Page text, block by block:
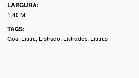
LARGURA:
1,40 M
TAGS:
Goa, Listra, Listrado, Listrados, Listras